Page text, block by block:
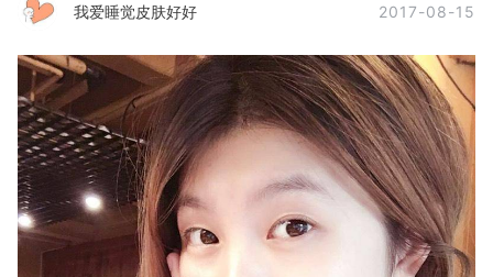
我爱睡觉皮肤好好 2017-08-15